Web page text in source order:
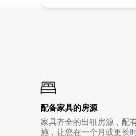
配备家具的房源
家具齐全的出租房源，配
施，让您在一个月或更长